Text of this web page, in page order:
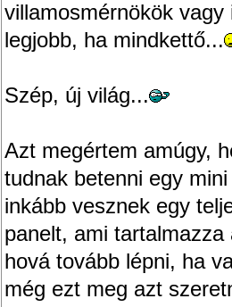
villamosmérnökök
legjobb, ha mindkettő...
Szép, új világ...
Azt megértem amúgy,
tudnak betenni egy
inkább vesznek egy
panelt, ami
hová tovább lépni, ha
még ezt meg azt